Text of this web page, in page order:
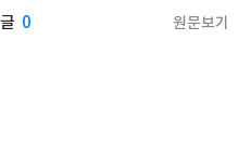
0 원문보기